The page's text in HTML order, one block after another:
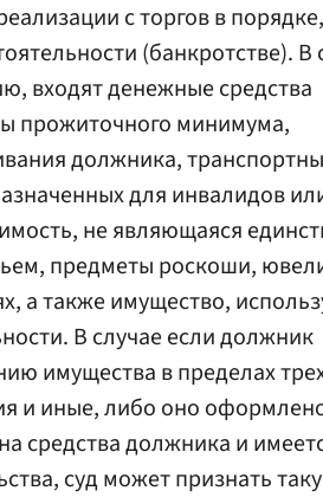
с торгов в порядке,
(банкротстве). В
входят денежные средства
прожиточного минимума,
должника,
для инвалидов
не являющаяся
предметы роскоши,
а также имущество,
В случае если должник
имущества в пределах
и иные, либо оно
средства должника и
суд может признать